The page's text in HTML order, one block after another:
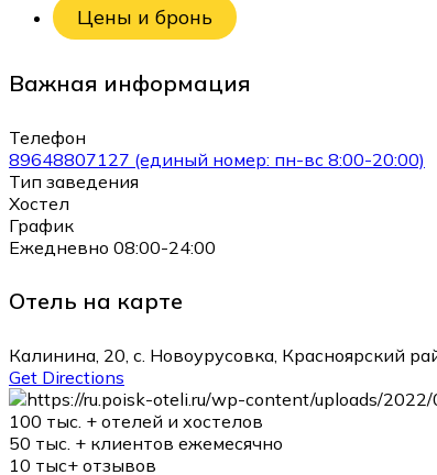
Цены и бронь
Важная информация
Телефон
89648807127 (единый номер: пн-вс 8:00-20:00)
Тип заведения
Хостел
График
Ежедневно 08:00-24:00
Отель на карте
Калинина, 20, с. Новоурусовка, Красноярский
Get Directions
100 тыс. + отелей и хостелов
50 тыс. + клиентов ежемесячно
10 тыс+ отзывов